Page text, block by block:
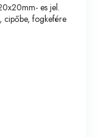
es jel.
cipőbe, fogkefére